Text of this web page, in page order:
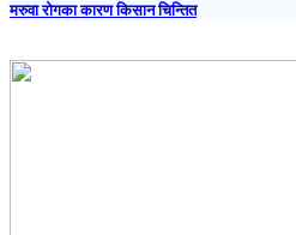
मरुवा रोगका कारण किसान चिन्तित